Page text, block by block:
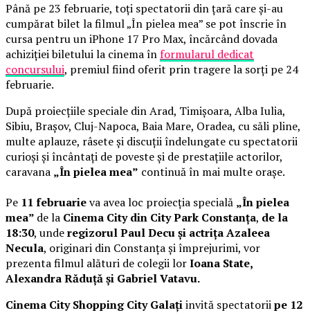
Până pe 23 februarie, toți spectatorii din țară care și-au
cumpărat bilet la filmul „În pielea mea” se pot înscrie în
cursa pentru un iPhone 17 Pro Max, încărcând dovada
achiziției biletului la cinema înformularul dedicat
concursului, premiul fiind oferit prin tragere la sorți pe 24
februarie.
După proiecțiile speciale din Arad, Timișoara, Alba Iulia,
Sibiu, Brașov, Cluj-Napoca, Baia Mare, Oradea, cu săli pline,
multe aplauze, râsete și discuții îndelungate cu spectatorii
curioși și încântați de poveste și de prestațiile actorilor,
caravana „În pielea mea” continuă în mai multe orașe.
Pe 11 februarieva avea loc proiecția specială „În pielea
mea” de la Cinema City din City Park Constanța, de la
18:30, underegizorul Paul Decu și actrița Azaleea
Necula, originari din Constanța și împrejurimi, vor
prezenta filmul alături de colegii lorIoana State,
Alexandra Răduță și Gabriel Vatavu.
Cinema City Shopping City Galațiinvită spectatoriipe 12